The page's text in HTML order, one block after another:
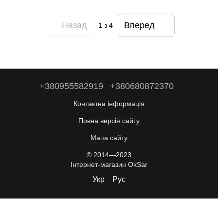
Назад 1з 4 Вперед
+380955582919 +380680872370
Контактна інформація
Повна версія сайту
Мапа сайту
© 2014—2023
Інтернет-магазин OkSar
Укр Рус